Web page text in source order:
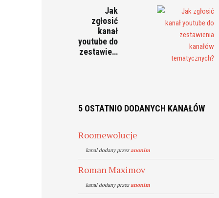
Jak
zgłosić
kanał
youtube do
zestawie…
5 OSTATNIO DODANYCH KANAŁÓW
Roomewolucje
kanal dodany przezanonim
Roman Maximov
kanal dodany przezanonim